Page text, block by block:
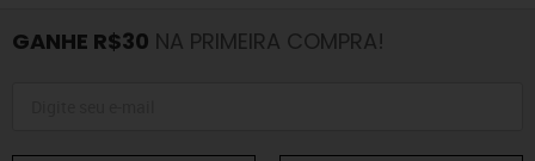
GANHE R$30 NA PRIMEIRA COMPRA!